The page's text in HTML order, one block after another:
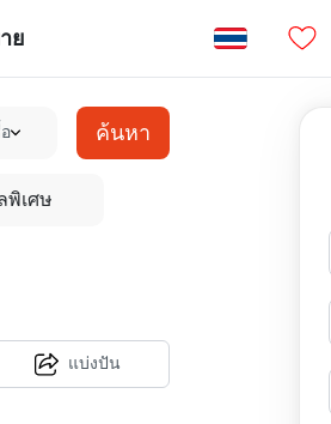
ย
ค้นหา
พิเศษ
แบ่งปัน